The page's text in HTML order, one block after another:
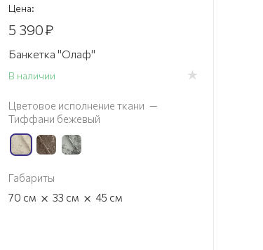
Цена:
5 390₽
Банкетка "Олаф"
В наличии
Цветовое исполнение ткани —
Тиффани бежевый
Габариты
70 см × 33 см × 45 см